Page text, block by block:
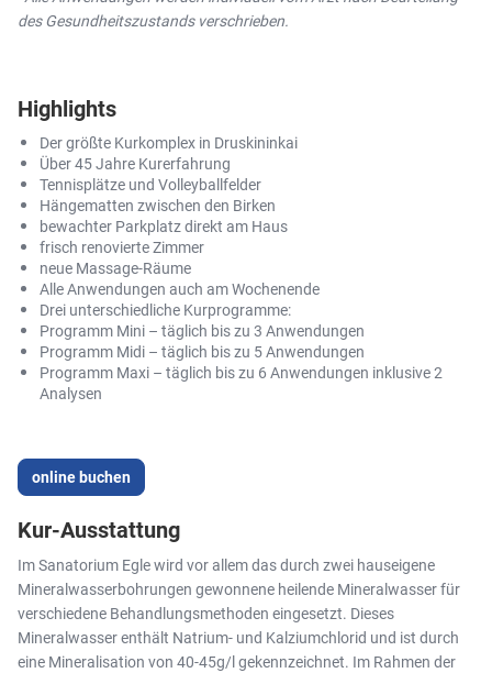
des Gesundheitszustands verschrieben.
Highlights
Der größte Kurkomplex in Druskininkai
Über 45 Jahre Kurerfahrung
Tennisplätze und Volleyballfelder
Hängematten zwischen den Birken
bewachter Parkplatz direkt am Haus
frisch renovierte Zimmer
neue Massage-Räume
Alle Anwendungen auch am Wochenende
Drei unterschiedliche Kurprogramme:
Programm Mini – täglich bis zu 3 Anwendungen
Programm Midi – täglich bis zu 5 Anwendungen
Programm Maxi – täglich bis zu 6 Anwendungen inklusive 2
Analysen
online buchen
Kur-Ausstattung
Im Sanatorium Egle wird vor allem das durch zwei hauseigene
Mineralwasserbohrungen gewonnene heilende Mineralwasser für
verschiedene Behandlungsmethoden eingesetzt. Dieses
Mineralwasser enthält Natrium- und Kalziumchlorid und ist durch
eine Mineralisation von 40-45g/l gekennzeichnet. Im Rahmen der